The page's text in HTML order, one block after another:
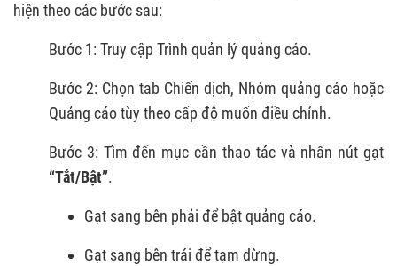
hiện theo các bước sau:
Bước 1: Truy cập Trình quản lý quảng cáo.
Bước 2: Chọn tab Chiến dịch, Nhóm quảng cáo hoặc
Quảng cáo tùy theo cấp độ muốn điều chỉnh.
Bước 3: Tìm đến mục cần thao tác và nhấn nút gạt
“Tắt/Bật”.
Gạt sang bên phải để bật quảng cáo.
Gạt sang bên trái để tạm dừng.